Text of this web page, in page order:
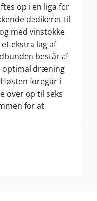
op i en liga for
dedikeret til
med vinstokke
ekstra lag af
består af
optimal dræning
foregår i
over op til seks
for at
enkelt drue.
men også
Sauternes.
bliver de